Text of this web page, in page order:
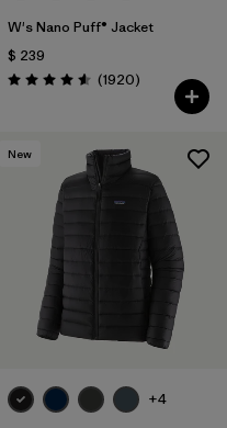
W's Nano Puff® Jacket
$ 239
Valoración: 4.6 / 5
(1920Comentarios
)
New
+4